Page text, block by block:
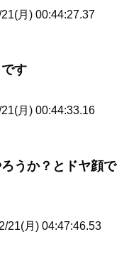
月) 00:44:27.37
す
月) 00:44:33.16
うか？とドヤ顔で
21(月) 04:47:46.53